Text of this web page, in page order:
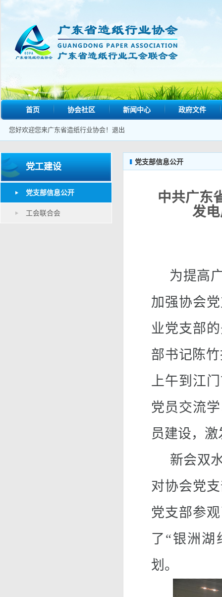
首页 协会社区 新闻中心 政府文件
您好欢迎您来广东省造纸行业协会！ 退出
党工建设
党支部信息公开
工会联合会
党支部信息公开
中共广东
发
为提高
加强协会
业党支部
部书记陈
上午到江
党员交流
员建设，
新会双
对协会党
党支部参
了 “银洲湖
划。